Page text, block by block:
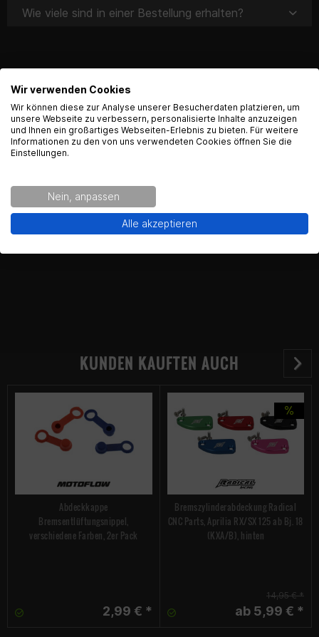
Wie viele sind in einer Bestellung erhalten?
Produktsicherheit
Kontaktinformationen des Herstellers:
Hammerbrookstr. 97
20097 Hamburg
info-motorrad@matthies.de
KUNDEN KAUFTEN AUCH
Abdeckkappe
Bremsentlüftungsnippel,
verschiedene Farben, 2er Pack
2,99 € *
Bremszylinderabdeckung Radical
CNC Parts, Aprilia RX/SX 125 ab Bj. 18
(KXA/B), hinten
14,95 € *
ab 5,99 € *
English Language recognized
Hey! Our Shop recognized that you are from USA.
Would you like to see the english Version of Radical
No thanks.
Wir verwenden Cookies
Wir können diese zur Analyse unserer Besucherdaten platzieren, um
unsere Webseite zu verbessern, personalisierte Inhalte anzuzeigen
und Ihnen ein großartiges Webseiten-Erlebnis zu bieten. Für weitere
Informationen zu den von uns verwendeten Cookies öffnen Sie die
Einstellungen.
Nein, anpassen
Alle akzeptieren